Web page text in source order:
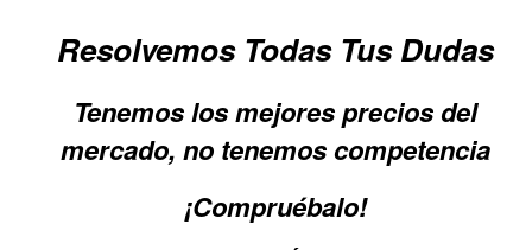
Resolvemos Todas Tus Dudas
Tenemos los mejores precios del
mercado, no tenemos competencia
¡Compruébalo!